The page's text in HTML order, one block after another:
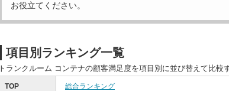
お役立てください。
項目別ランキング一覧
トランクルーム コンテナの顧客満足度を項目別に並び替えて比較
TOP 総合ランキング